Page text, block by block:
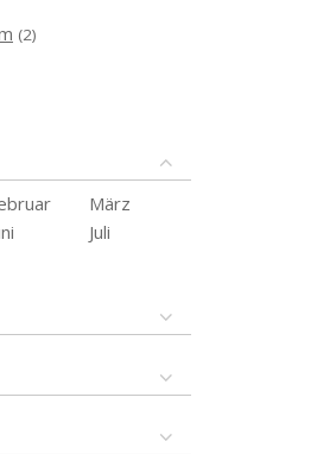
(2)
März
Juli